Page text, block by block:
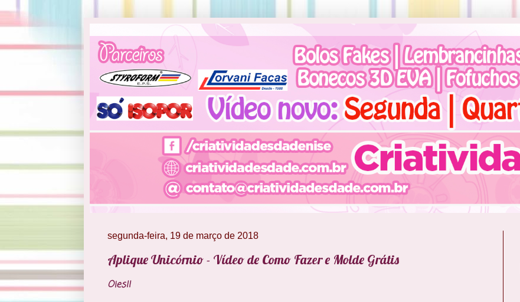
segunda-feira, 19 de março de 2018
Aplique Unicórnio - Vídeo de Como Fazer e Molde Grátis
Oies!!